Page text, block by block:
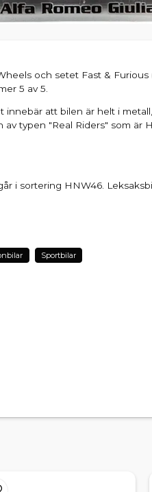
och setet Fast & Furious
5 av 5.
innebär att bilen är helt i
typen "Real Riders" som är
i sortering HNW46.
Sportbilar